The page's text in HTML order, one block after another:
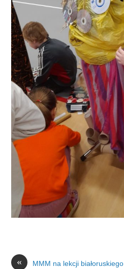
« MMM na lekcji białoruskiego